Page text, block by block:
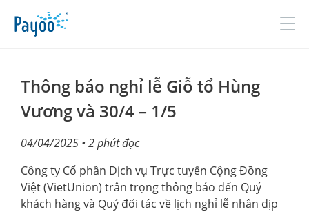
GIỚI THIỆU
SẢN PHẨM & DỊCH VỤ
TIN TỨC
Thông báo nghỉ lễ Giỗ tổ Hùng
Vương và 30/4 – 1/5
04/04/2025 • 2 phút đọc
Công ty Cổ phần Dịch vụ Trực tuyến Cộng Đồng
Việt (VietUnion) trân trọng thông báo đến Quý
khách hàng và Quý đối tác về lịch nghỉ lễ nhân dịp